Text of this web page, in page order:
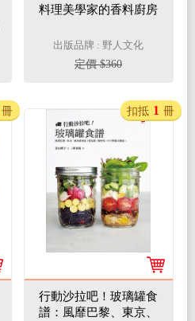
料理美學家的香料廚房
出版品牌 : 野人文化
定價 $360
冊
行動沙拉吧！玻璃罐食
譜：風靡巴黎、東京、
扣抵 1 冊